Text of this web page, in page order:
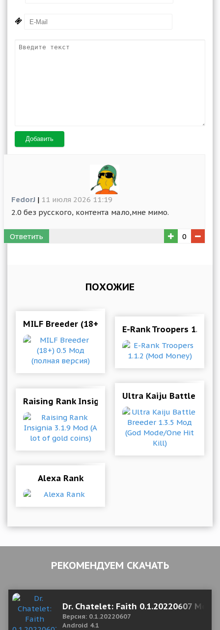
Добавить
FedorJ | 11 июля 2026 11:19
2.0 без русского, контента мало,мне мимо.
Ответить 0
ПОХОЖИЕ
MILF Breeder (18+) 0.5 Мод (полная версия)
E-Rank Troopers 1.1.2
Raising Rank Insignia 3.1.9 Mod (A lot of gold
Ultra Kaiju Battle
Alexa Rank
РЕКОМЕНДУЕМ СКАЧАТЬ
Dr. Chatelet: Faith 0.1.20220607 Mod
Версия: 0.1.20220607
Android 4.1